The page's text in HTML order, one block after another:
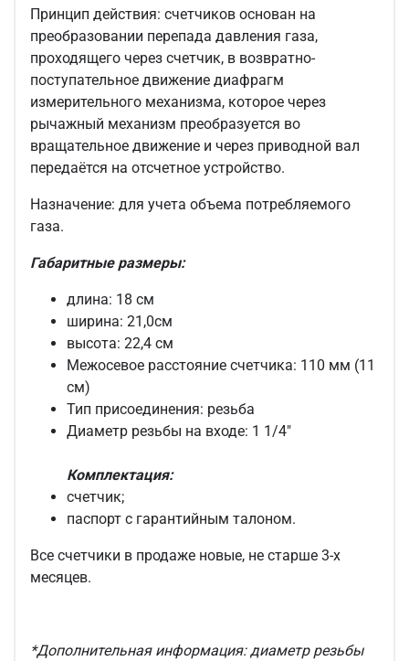
Принцип действия: счетчиков основан на
преобразовании перепада давления газа,
проходящего через счетчик, в возвратно-
поступательное движение диафрагм
измерительного механизма, которое через
рычажный механизм преобразуется во
вращательное движение и через приводной вал
передаётся на отсчетное устройство.
Назначение: для учета объема потребляемого
газа.
Габаритные размеры:
длина: 18 см
ширина: 21,0см
высота: 22,4 см
Межосевое расстояние счетчика: 110 мм (11
см)
Тип присоединения: резьба
Диаметр резьбы на входе: 1 1/4"
Комплектация:
счетчик;
паспорт с гарантийным талоном.
Все счетчики в продаже новые, не старше 3-х
месяцев.
*Дополнительная информация: диаметр резьбы